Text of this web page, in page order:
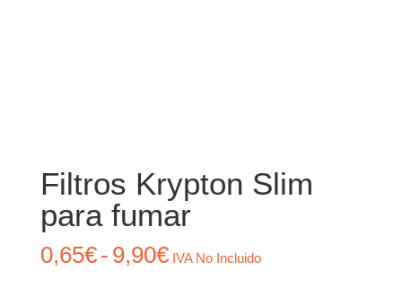
Filtros Krypton Slim
para fumar
0,65€- 9,90€Rango
IVA No Incluido